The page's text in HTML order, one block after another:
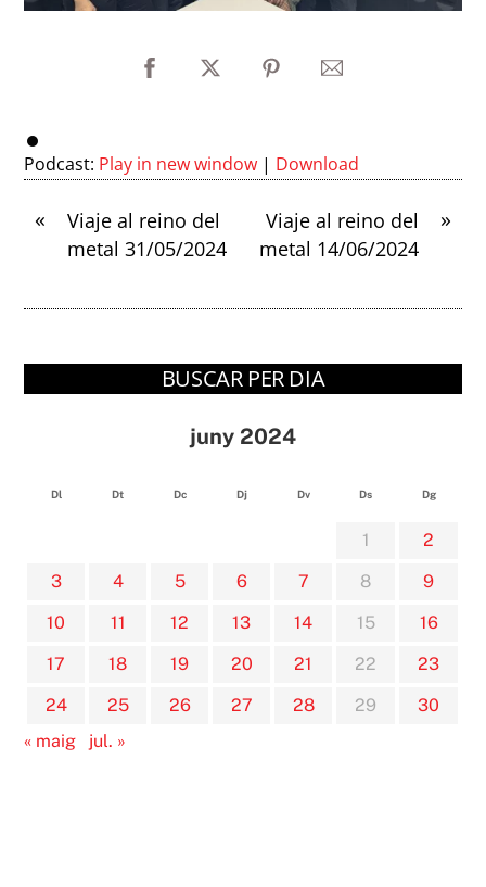
Podcast: Play in new window | Download
«
Viaje al reino del
metal 31/05/2024
»
Viaje al reino del
metal 14/06/2024
BUSCAR PER DIA
juny 2024
Dl Dt Dc Dj Dv Ds Dg
1
2
3
4 5 6 7 8
9
10
11 12 13 14 15
16
17
18 19 20 21 22
23
24
25 26 27 28 29
30
« maig
jul. »